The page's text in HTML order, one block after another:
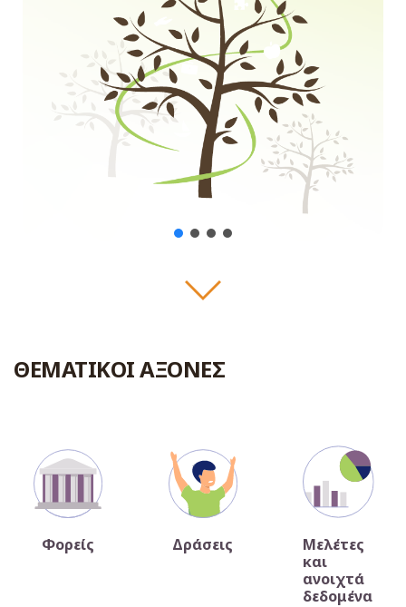
ΘΕΜΑΤΙΚΟΙ ΑΞΟΝΕΣ
Φορείς Δράσεις
Μελέτες
και
ανοιχτά
δεδομένα